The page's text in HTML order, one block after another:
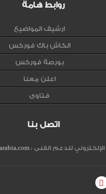
روابط هامة
ارشيف المواضيع
الكاش باك فوركس
بورصة فوركس
اعلن معنا
فتاوى
اتصل بنا
الإلكتروني للدعم الفنى :